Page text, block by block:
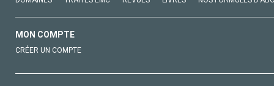
MON COMPTE
CRÉER UN COMPTE